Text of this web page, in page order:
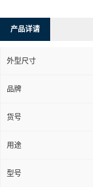
产品详请
外型尺寸
品牌
货号
用途
型号